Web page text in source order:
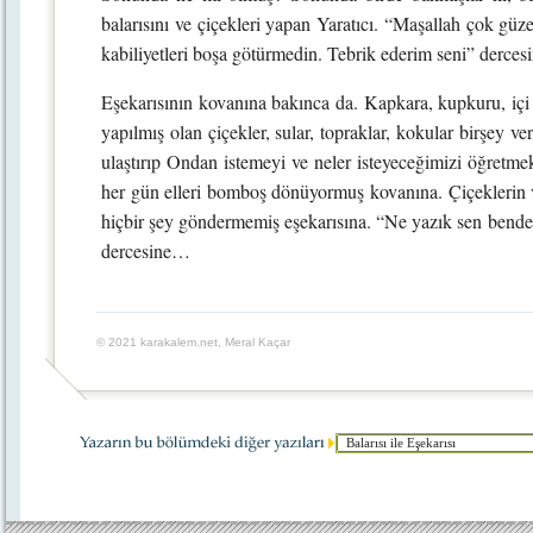
balarısını ve çiçekleri yapan Yaratıcı. “Maşallah çok
kabiliyetleri boşa götürmedin. Tebrik ederim seni”
Eşekarısının kovanına bakınca da. Kapkara, kupkuru,
yapılmış olan çiçekler, sular, topraklar, kokular birşey
ulaştırıp Ondan istemeyi ve neler isteyeceğimizi
her gün elleri bomboş dönüyormuş kovanına.
hiçbir şey göndermemiş eşekarısına. “Ne yazık sen
dercesine…
© 2021 karakalem.net, Meral Kaçar